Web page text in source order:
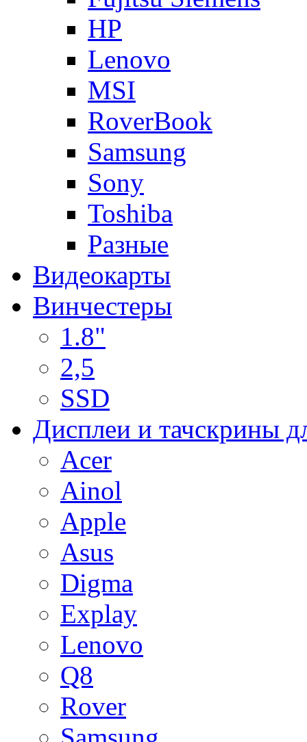
HP
Lenovo
MSI
RoverBook
Samsung
Sony
Toshiba
Разные
Видеокарты
Винчестеры
1.8"
2,5
SSD
Дисплеи и тачскрины
Acer
Ainol
Apple
Asus
Digma
Explay
Lenovo
Q8
Rover